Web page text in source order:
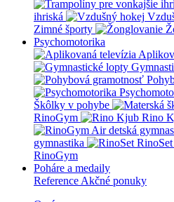
ihriská
Zimné športy
Psychomotorika
Škôlky v pohybe
RinoGym
Rino
gymnastika
RinoSet
RinoGym
Poháre a medaily
Reference Akčné ponuky